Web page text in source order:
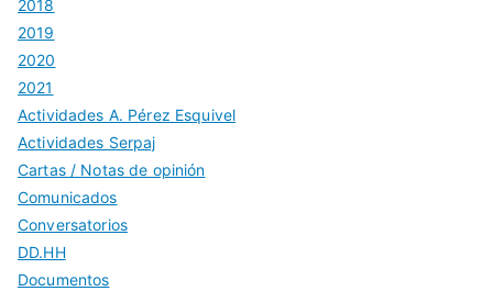
2018
2019
2020
2021
Actividades A. Pérez Esquivel
Actividades Serpaj
Cartas / Notas de opinión
Comunicados
Conversatorios
DD.HH
Documentos